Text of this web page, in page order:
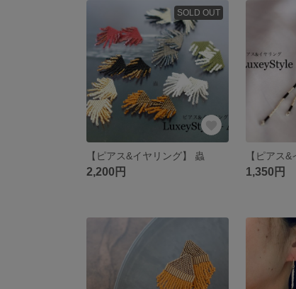
SOLD OUT
【ピアス&イヤリング】 蟲
2,200円 1,350円